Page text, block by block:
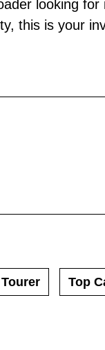
looking
this is your
Top